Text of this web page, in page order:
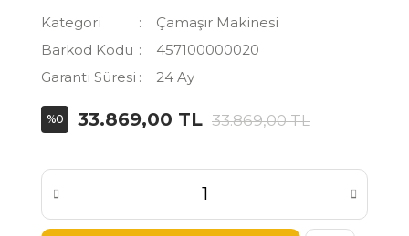
Kategori
Çamaşır Makinesi
Barkod Kodu
457100000020
Garanti Süresi
24 Ay
%0 33.869,00 TL 33.869,00 TL